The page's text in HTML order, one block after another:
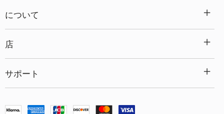
について +
店 +
サポート +